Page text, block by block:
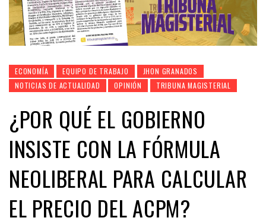
ECONOMÍA EQUIPO DE TRABAJO
JHON GRANADOS
NOTICIAS DE ACTUALIDAD
OPINIÓN TRIBUNA MAGISTERIAL
¿POR QUÉ EL GOBIERNO
INSISTE CON LA FÓRMULA
NEOLIBERAL PARA CALCULAR
EL PRECIO DEL ACPM?